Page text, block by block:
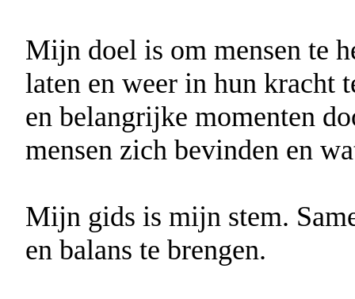
Mijn doel is om mensen te
laten en weer in hun kracht
en belangrijke momenten
mensen zich bevinden en
Mijn gids is mijn stem.
en balans te brengen.